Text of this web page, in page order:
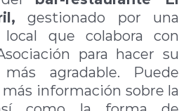
gestionado por una
local que colabora con
para hacer su
agradable. Puede
información sobre la